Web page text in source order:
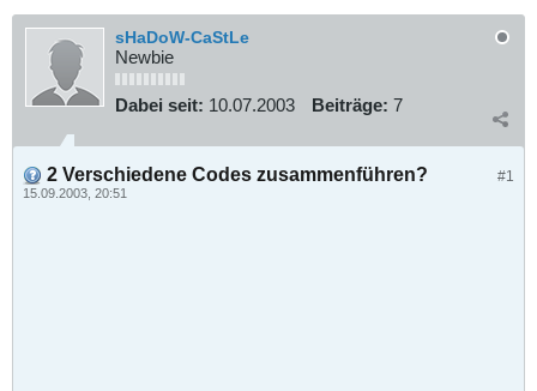
sHaDoW-CaStLe
Newbie
Dabei seit: 10.07.2003 Beiträge: 7
#1
2 Verschiedene Codes zusammenführen?
15.09.2003, 20:51